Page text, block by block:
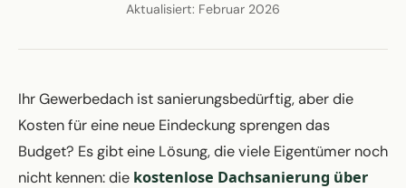
Aktualisiert: Februar 2026
Ihr Gewerbedach ist sanierungsbedürftig, aber die
Kosten für eine neue Eindeckung sprengen das
Budget? Es gibt eine Lösung, die viele Eigentümer noch
nicht kennen: die kostenlose Dachsanierung über